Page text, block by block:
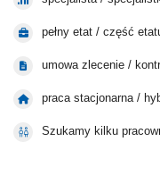
pełny etat / część
umowa zlecenie /
praca stacjonarna /
Szukamy kilku